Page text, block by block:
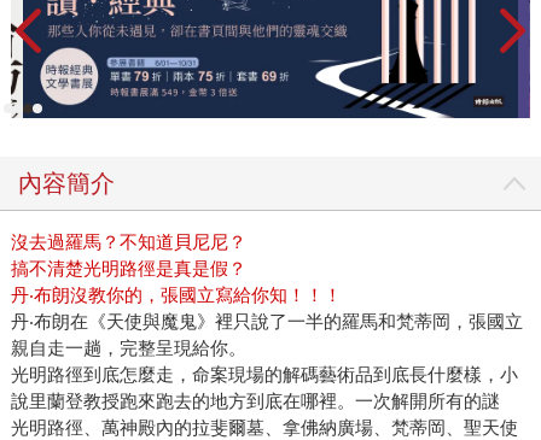
小塊的時間，一本書通常一個月不到便宣告完成，完成後也
不再回頭看。 《偷眼淚的天使》則是他第一部用大塊的時間
寫，專心的寫，寫了26萬字後再刪掉13萬字的小說。 幾十
年，從記者、編輯到總編輯，張國立拋不開工作，即使這工
的稿丟到垃圾桶。也明明知道，讀書和寫作是這一輩子最想
做的事，卻只能利用工作之外的時間。 多數人都在過一種不
是自己期望的人生，變成自己不想變成的樣子，然後用盡力
氣追求「放鬆」，放鬆之後明天繼續認真工作。 所以張國立
到酒吧喝酒，喝威士忌，常喝到爛醉，「威士忌對我的人生
有很大意義，它代表熱情，酒興起來很快，直接進入 high的
狀態」那種狀態的另一種說法叫釋放，也是一種男人的溝通
方式，對每一個自認本質很ㄍㄧㄥ的人，過度思考的神經質
人格，具有致命的誘惑力。 張國立自認本質很ㄍㄧㄥ，一手
內容簡介
沒去過羅馬？不知道貝尼尼？
搞不清楚光明路徑是真是假？
丹‧布朗沒教你的，張國立寫給你知！！！
丹‧布朗在《天使與魔鬼》裡只說了一半的羅馬和梵蒂岡，張國立
親自走一趟，完整呈現給你。
光明路徑到底怎麼走，命案現場的解碼藝術品到底長什麼樣，小
說里蘭登教授跑來跑去的地方到底在哪裡。一次解開所有的謎
光明路徑、萬神殿內的拉斐爾墓、拿佛納廣場、梵蒂岡、聖天使